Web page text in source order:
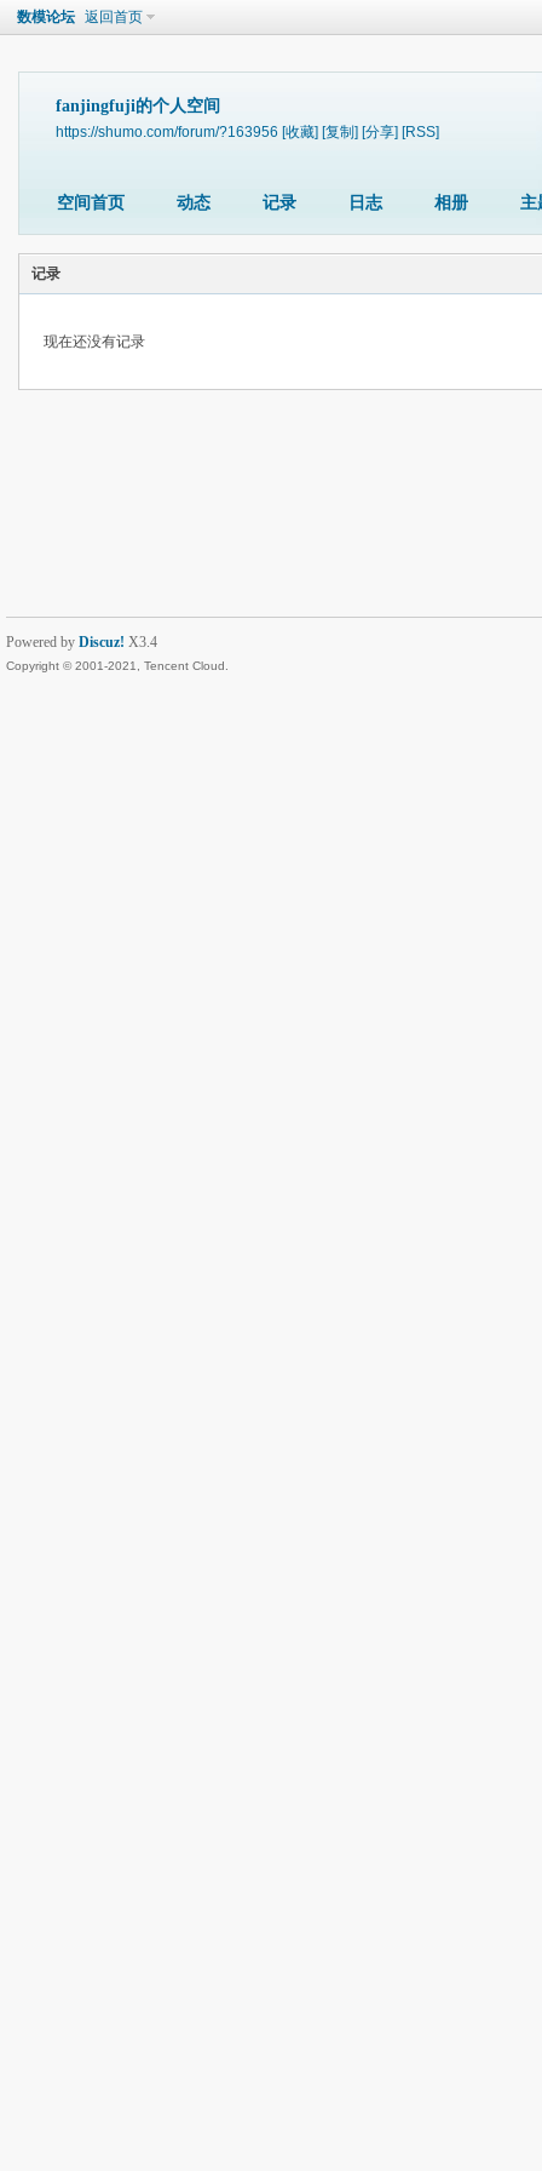
数模论坛 返回首页
fanjingfuji的个人空间
https://shumo.com/forum/?163956 [收藏] [复制] [分享] [RSS]
空间首页 动态 记录 日志 相册 主
记录
现在还没有记录
Powered by Discuz! X3.4
Copyright © 2001-2021, Tencent Cloud.